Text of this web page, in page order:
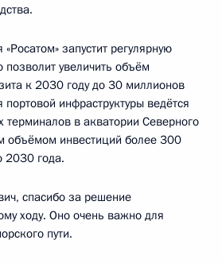
запустит регулярную
позволит увеличить объём
к 2030 году до 30 миллионов
портовой инфраструктуры ведётся
терминалов в акватории Северного
объёмом инвестиций более 300
2030 года.
спасибо за решение
ходу. Оно очень важно для
пути.